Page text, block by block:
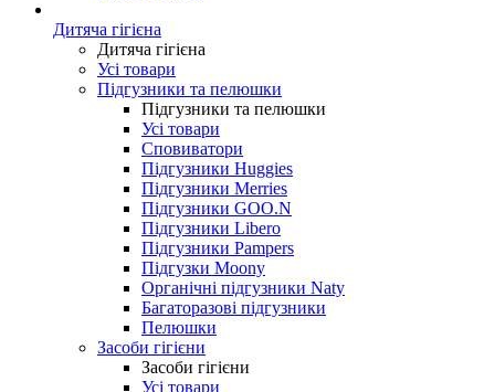
Дитяча гігієна
Дитяча гігієна
Усі товари
Підгузники та пелюшки
Підгузники та пелюшки
Усі товари
Сповиватори
Підгузники Huggies
Підгузники Merries
Підгузники GOO.N
Підгузники Libero
Підгузники Pampers
Підгузки Moony
Органічні підгузники Naty
Багаторазові підгузники
Пелюшки
Засоби гігієни
Засоби гігієни
Усі товари